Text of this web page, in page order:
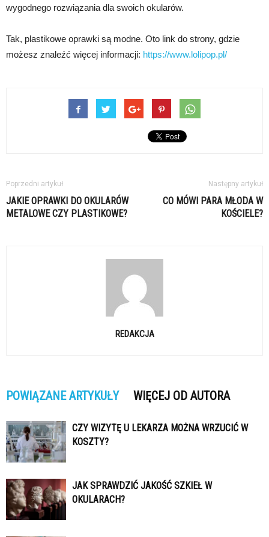
wygodnego rozwiązania dla swoich okularów.
Tak, plastikowe oprawki są modne. Oto link do strony, gdzie
możesz znaleźć więcej informacji: https://www.lolipop.pl/
Poprzedni artykuł
JAKIE OPRAWKI DO OKULARÓW
METALOWE CZY PLASTIKOWE?
Następny artykuł
CO MÓWI PARA MŁODA W
KOŚCIELE?
REDAKCJA
POWIĄZANE ARTYKUŁY WIĘCEJ OD AUTORA
CZY WIZYTĘ U LEKARZA MOŻNA WRZUCIĆ W
KOSZTY?
JAK SPRAWDZIĆ JAKOŚĆ SZKIEŁ W
OKULARACH?